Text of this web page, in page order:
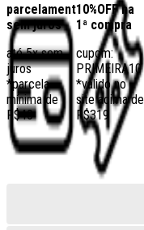
parcelamento
sem juros
até 5x sem
juros
*parcela
mínima de
R$40
10%OFF na
1ª compra
cupom:
PRIMEIRA10
*válido no
site acima de
R$319